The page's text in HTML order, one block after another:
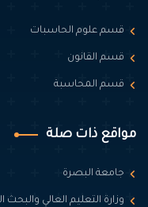
قسم علوم الحاسبات
قسم القانون
قسم المحاسبة
مواقع ذات صلة
جامعة البصرة
وزارة التعليم العالي والبحث